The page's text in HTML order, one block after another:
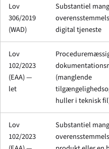
Lov
306/2019
(WAD)
Substantiel
digital tjeneste
Lov
102/2023
(EAA) —
let
(manglende
huller i teknisk
Lov
102/2023
Substantiel